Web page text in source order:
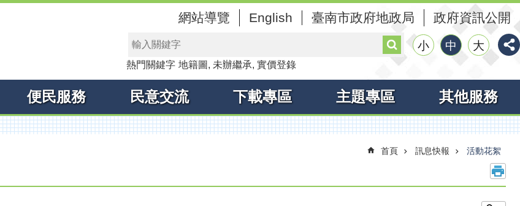
網站導覽 English 臺南市政府地政局 政府資訊公開
搜
尋 小 中 大
熱門關鍵字 地籍圖 未辦繼承 實價登錄
便民服務 民意交流 下載專區 主題專區 其他服務
首頁 訊息快報 活動花絮